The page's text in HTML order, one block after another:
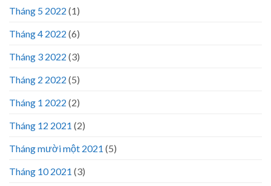
Tháng 5 2022 (1)
Tháng 4 2022 (6)
Tháng 3 2022 (3)
Tháng 2 2022 (5)
Tháng 1 2022 (2)
Tháng 12 2021 (2)
Tháng mười một 2021 (5)
Tháng 10 2021 (3)